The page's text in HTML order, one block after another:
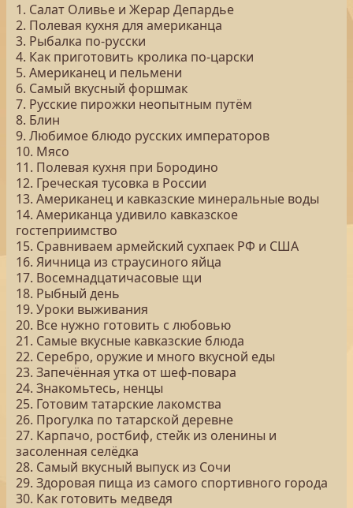
1. Салат Оливье и Жерар Депардье
2. Полевая кухня для американца
3. Рыбалка по-русски
4. Как приготовить кролика по-царски
5. Американец и пельмени
6. Самый вкусный форшмак
7. Русские пирожки неопытным путём
8. Блин
9. Любимое блюдо русских императоров
10. Мясо
11. Полевая кухня при Бородино
12. Греческая тусовка в России
13. Американец и кавказские минеральные воды
14. Американца удивило кавказское
гостеприимство
15. Сравниваем армейский сухпаек РФ и США
16. Яичница из страусиного яйца
17. Восемнадцатичасовые щи
18. Рыбный день
19. Уроки выживания
20. Все нужно готовить с любовью
21. Самые вкусные кавказские блюда
22. Серебро, оружие и много вкусной еды
23. Запечённая утка от шеф-повара
24. Знакомьтесь, ненцы
25. Готовим татарские лакомства
26. Прогулка по татарской деревне
27. Карпачо, ростбиф, стейк из оленины и
засоленная селёдка
28. Самый вкусный выпуск из Сочи
29. Здоровая пища из самого спортивного города
30. Как готовить медведя